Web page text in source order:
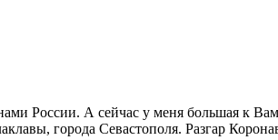
России. А сейчас у меня большая к
города Севастополя. Разгар